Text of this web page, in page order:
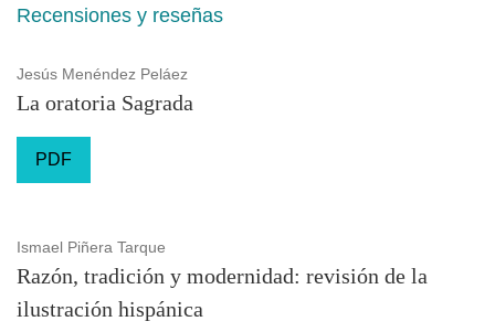
Recensiones y reseñas
Jesús Menéndez Peláez
La oratoria Sagrada
PDF
Ismael Piñera Tarque
Razón, tradición y modernidad: revisión de la
ilustración hispánica